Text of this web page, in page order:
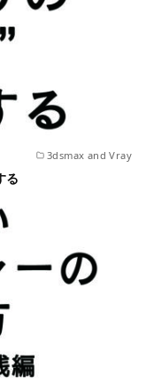
3dsmax and Vray
る